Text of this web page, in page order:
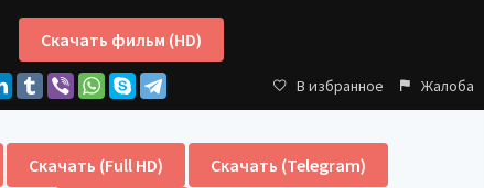
Скачать фильм (HD)
В избранное Жалоба
Скачать (Full HD)
Скачать (Telegram)